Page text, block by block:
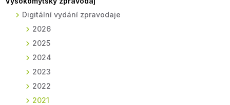
Digitální vydání zpravodaje
2026
2025
2024
2023
2022
2021